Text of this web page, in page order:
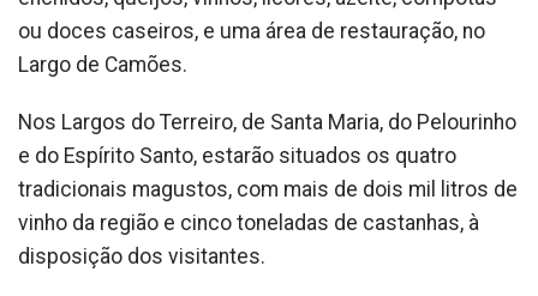
ou doces caseiros, e uma área de restauração, no
Largo de Camões.
Nos Largos do Terreiro, de Santa Maria, do Pelourinho
e do Espírito Santo, estarão situados os quatro
tradicionais magustos, com mais de dois mil litros de
vinho da região e cinco toneladas de castanhas, à
disposição dos visitantes.